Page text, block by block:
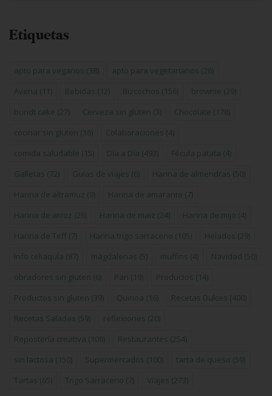
Etiquetas
apto para veganos (38) apto para vegetarianos (26)
Avena (11) Bebidas (12) Bizcochos (156) brownie (29)
bundt cake (27) Cerveza sin gluten (3) Chocolate (178)
cocinar sin gluten (16) Colaboraciones (4)
comida saludable (15) Día a Día (493) Fécula patata (4)
Galletas (72) Guías de viajes (6) Harina de almendras (50)
Harina de altramuz (9) Harina de amaranto (7)
Harina de arroz (26) Harina de maiz (24) Harina de mijo (4)
Harina de Teff (7) Harina trigo sarraceno (105) Helados (29)
Info celiaquía (87) magdalenas (5) muffins (4) Navidad (50)
obradores sin gluten (6) Pan (19) Productos (14)
Productos sin gluten (39) Quinoa (16) Recetas Dulces (400)
Recetas Saladas (59) reflexiones (20)
Repostería creativa (108) Restaurantes (254)
sin lactosa (150) Supermercados (100) tarta de queso (59)
Tartas (65) Trigo Sarraceno (7) Viajes (273)